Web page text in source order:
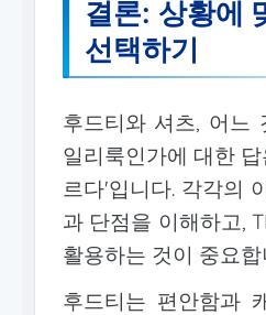
결론: 상황에
선택하기
후드티와 셔츠, 어느
일리룩인가에 대한
르다'입니다. 각각의
과 단점을 이해하고,
활용하는 것이 중요합
후드티는 편안함과